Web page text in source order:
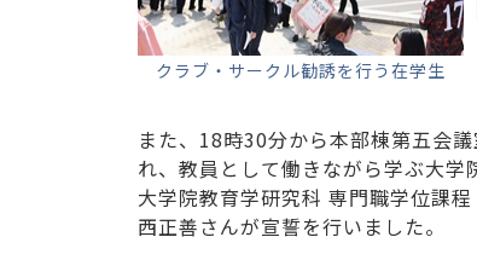
クラブ・サークル勧誘を行う在学生
また、18時30分から本部棟第五会
れ、教員として働きながら学ぶ大学
大学院教育学研究科 専門職学位課
西正善さんが宣誓を行いました。